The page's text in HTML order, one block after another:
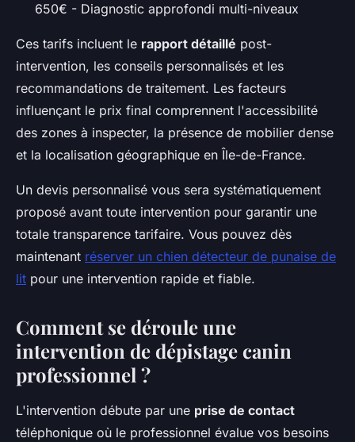
650€ - Diagnostic approfondi multi-niveaux
Ces tarifs incluent le rapport détaillé post-
intervention, les conseils personnalisés et les
recommandations de traitement. Les facteurs
influençant le prix final comprennent l'accessibilité
des zones à inspecter, la présence de mobilier dense
et la localisation géographique en Île-de-France.
Un devis personnalisé vous sera systématiquement
proposé avant toute intervention pour garantir une
totale transparence tarifaire. Vous pouvez dès
maintenant réserver un chien détecteur de punaise de
lit pour une intervention rapide et fiable.
Comment se déroule une
intervention de dépistage canin
professionnel ?
L'intervention débute par une prise de contact
téléphonique où le professionnel évalue vos besoins